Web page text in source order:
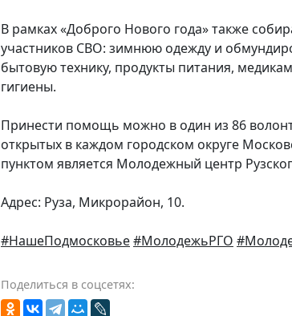
В рамках «Доброго Нового года» также
участников СВО: зимнюю одежду и
бытовую технику, продукты питания,
гигиены.
Принести помощь можно в один из 86
открытых в каждом городском округе
пунктом является Молодежный центр
Адрес: Руза, Микрорайон, 10.
#НашеПодмосковье#МолодежьРГО
Поделиться в соцсетях: